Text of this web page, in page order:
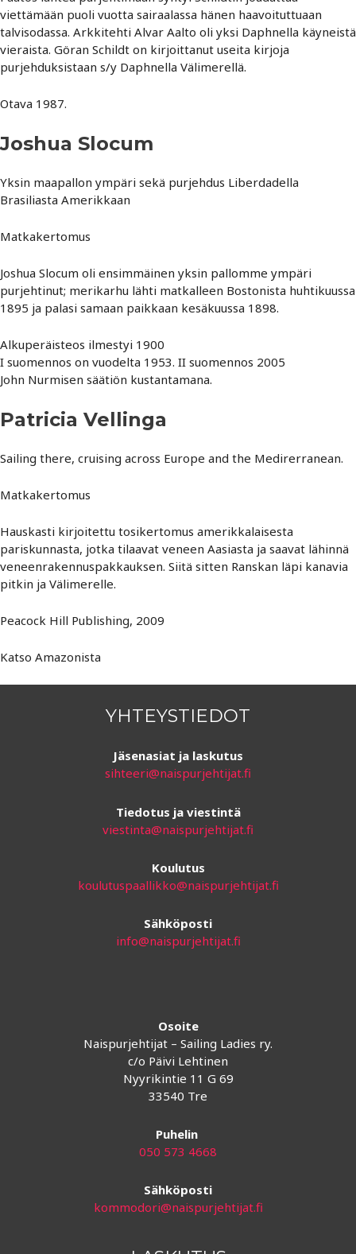
viettämään puoli vuotta sairaalassa hänen haavoituttuaan
talvisodassa. Arkkitehti Alvar Aalto oli yksi Daphnella käyneistä
vieraista. Göran Schildt on kirjoittanut useita kirjoja
purjehduksistaan s/y Daphnella Välimerellä.
Otava 1987.
Joshua Slocum
Yksin maapallon ympäri sekä purjehdus Liberdadella
Brasiliasta Amerikkaan
Matkakertomus
Joshua Slocum oli ensimmäinen yksin pallomme ympäri
purjehtinut; merikarhu lähti matkalleen Bostonista huhtikuussa
1895 ja palasi samaan paikkaan kesäkuussa 1898.
Alkuperäisteos ilmestyi 1900
I suomennos on vuodelta 1953. II suomennos 2005
John Nurmisen säätiön kustantamana.
Patricia Vellinga
Sailing there, cruising across Europe and the Medirerranean.
Matkakertomus
Hauskasti kirjoitettu tosikertomus amerikkalaisesta
pariskunnasta, jotka tilaavat veneen Aasiasta ja saavat lähinnä
veneenrakennuspakkauksen. Siitä sitten Ranskan läpi kanavia
pitkin ja Välimerelle.
Peacock Hill Publishing, 2009
Katso Amazonista
YHTEYSTIEDOT
Jäsenasiat ja laskutus
sihteeri@naispurjehtijat.fi
Tiedotus ja viestintä
viestinta@naispurjehtijat.fi
Koulutus
koulutuspaallikko@naispurjehtijat.fi
Sähköposti
info@naispurjehtijat.fi
Osoite
Naispurjehtijat – Sailing Ladies ry.
c/o Päivi Lehtinen
Nyyrikintie 11 G 69
33540 Tre
Puhelin
050 573 4668
Sähköposti
kommodori@naispurjehtijat.fi